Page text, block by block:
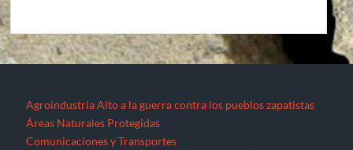
Agroindustria Alto a la guerra contra los pueblos zapatistas
Áreas Naturales Protegidas
Comunicaciones y Transportes